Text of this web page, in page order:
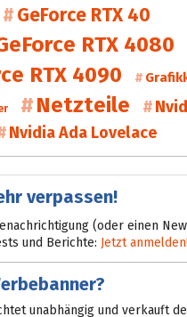
GeForce RTX 40
RTX 4080
RTX 4090
Netzteile
Nvidia Ada Lovelace
verpassen!
(oder einen
und Berichte: Jetzt anmelden!
unabhängig und verkauft